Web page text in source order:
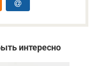
интересно